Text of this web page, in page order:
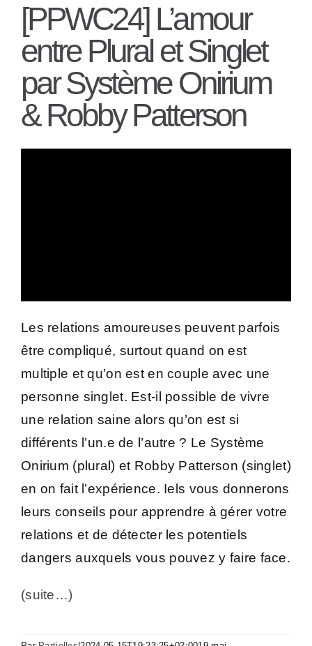
[PPWC24] L’amour
entre Plural et Singlet
par Système Onirium
& Robby Patterson
Les relations amoureuses peuvent parfois
être compliqué, surtout quand on est
multiple et qu’on est en couple avec une
personne singlet. Est-il possible de vivre
une relation saine alors qu’on est si
différents l’un.e de l’autre ? Le Système
Onirium (plural) et Robby Patterson (singlet)
en on fait l’expérience. Iels vous donnerons
leurs conseils pour apprendre à gérer votre
relations et de détecter les potentiels
dangers auxquels vous pouvez y faire face.
(suite…)